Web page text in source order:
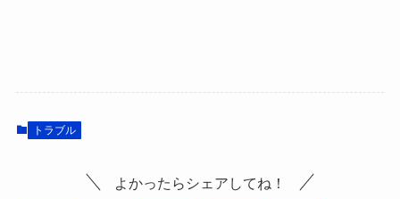
トラブル
よかったらシェアしてね！